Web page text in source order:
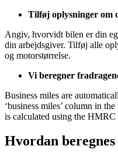
Tilføj oplysninger om
Angiv, hvorvidt bilen er din
din arbejdsgiver. Tilføj alle
og motorstørrelse.
Vi beregner
Business miles are
‘business miles’ column in
is calculated using the
Hvordan